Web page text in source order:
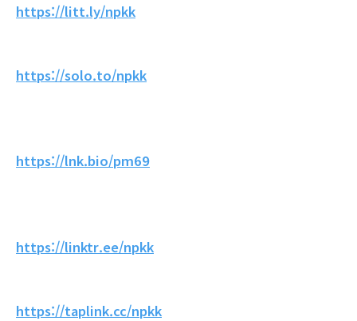
https://litt.ly/npkk
https://solo.to/npkk
https://lnk.bio/pm69
https://linktr.ee/npkk
https://taplink.cc/npkk